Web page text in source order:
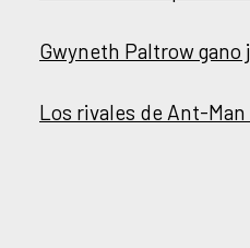
Gwyneth Paltrow
Los rivales de Ant-Man